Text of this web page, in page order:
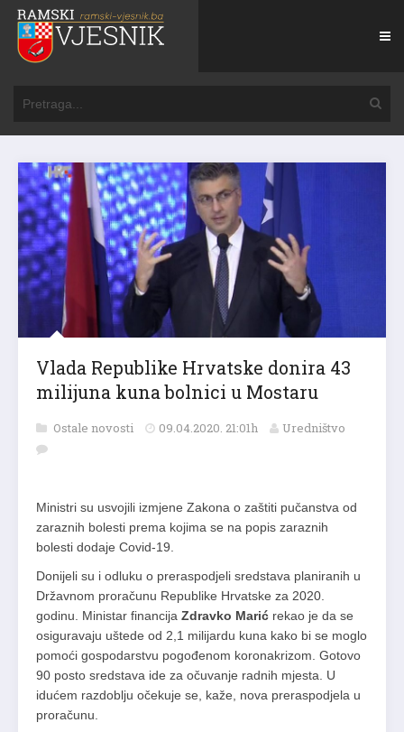
Vlada Republike Hrvatske donira 43
milijuna kuna bolnici u Mostaru
Ostale novosti 09.04.2020. 21:01h Uredništvo
Ministri su usvojili izmjene Zakona o zaštiti pučanstva od
zaraznih bolesti prema kojima se na popis zaraznih
bolesti dodaje Covid-19.
Donijeli su i odluku o preraspodjeli sredstava planiranih u
Državnom proračunu Republike Hrvatske za 2020.
godinu. Ministar financija Zdravko Marić rekao je da se
osiguravaju uštede od 2,1 milijardu kuna kako bi se moglo
pomoći gospodarstvu pogođenom koronakrizom. Gotovo
90 posto sredstava ide za očuvanje radnih mjesta. U
idućem razdoblju očekuje se, kaže, nova preraspodjela u
proračunu.